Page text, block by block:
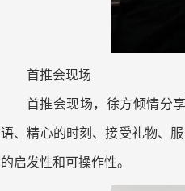
首推会现场
首推会现场，徐方倾情分
语、精心的时刻、接受礼物、
的启发性和可操作性。